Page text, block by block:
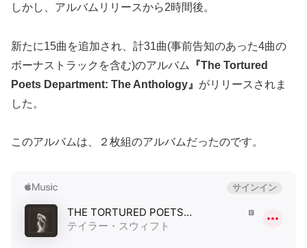
しかし、アルバムリリースから2時間後。
新たに15曲を追加され、計31曲(事前告知のあった4曲の
ボーナストラックを含む)のアルバム
『The Tortured
Poets Department: The Anthology』 がリリースされま
した。
このアルバムは、２枚組のアルバムだったのです。